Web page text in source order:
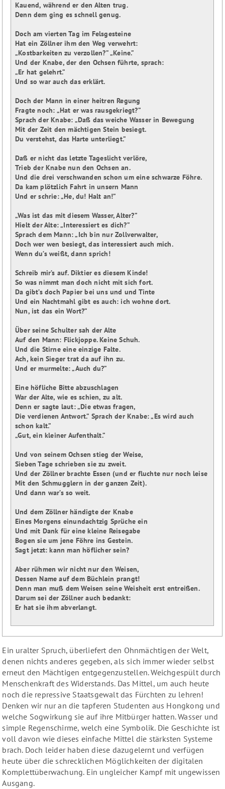
Kauend, während er den Alten trug.
Denn dem ging es schnell genug.
Doch am vierten Tag im Felsgesteine
Hat ein Zöllner ihm den Weg verwehrt:
„Kostbarkeiten zu verzollen?” „Keine.”
Und der Knabe, der den Ochsen führte, sprach:
„Er hat gelehrt.”
Und so war auch das erklärt.
Doch der Mann in einer heitren Regung
Fragte noch: „Hat er was rausgekriegt?”
Sprach der Knabe: „Daß das weiche Wasser in Bewegung
Mit der Zeit den mächtigen Stein besiegt.
Du verstehst, das Harte unterliegt.”
Daß er nicht das letzte Tageslicht verlöre,
Trieb der Knabe nun den Ochsen an.
Und die drei verschwanden schon um eine schwarze Föhre.
Da kam plötzlich Fahrt in unsern Mann
Und er schrie: „He, du! Halt an!”
„Was ist das mit diesem Wasser, Alter?”
Hielt der Alte: „Interessiert es dich?”
Sprach dem Mann: „Ich bin nur Zollverwalter,
Doch wer wen besiegt, das interessiert auch mich.
Wenn du’s weißt, dann sprich!
Schreib mir’s auf. Diktier es diesem Kinde!
So was nimmt man doch nicht mit sich fort.
Da gibt’s doch Papier bei uns und und Tinte
Und ein Nachtmahl gibt es auch: ich wohne dort.
Nun, ist das ein Wort?”
Über seine Schulter sah der Alte
Auf den Mann: Flickjoppe. Keine Schuh.
Und die Stirne eine einzige Falte.
Ach, kein Sieger trat da auf ihn zu.
Und er murmelte: „Auch du?”
Eine höfliche Bitte abzuschlagen
War der Alte, wie es schien, zu alt.
Denn er sagte laut: „Die etwas fragen,
Die verdienen Antwort.” Sprach der Knabe: „Es wird auch
schon kalt.”
„Gut, ein kleiner Aufenthalt.”
Und von seinem Ochsen stieg der Weise,
Sieben Tage schrieben sie zu zweit.
Und der Zöllner brachte Essen (und er fluchte nur noch leise
Mit den Schmugglern in der ganzen Zeit).
Und dann war’s so weit.
Und dem Zöllner händigte der Knabe
Eines Morgens einundachtzig Sprüche ein
Und mit Dank für eine kleine Reisegabe
Bogen sie um jene Föhre ins Gestein.
Sagt jetzt: kann man höflicher sein?
Aber rühmen wir nicht nur den Weisen,
Dessen Name auf dem Büchlein prangt!
Denn man muß dem Weisen seine Weisheit erst entreißen.
Darum sei der Zöllner auch bedankt:
Ein uralter Spruch, überliefert den Ohnmächtigen der Welt,
denen nichts anderes gegeben, als sich immer wieder selbst
erneut den Mächtigen entgegenzustellen. Weichgespült durch
Menschenkraft des Widerstands. Das Mittel, um auch heute
noch die repressive Staatsgewalt das Fürchten zu lehren!
Denken wir nur an die tapferen Studenten aus Hongkong und
welche Sogwirkung sie auf ihre Mitbürger hatten. Wasser und
simple Regenschirme, welch eine Symbolik. Die Geschichte ist
voll davon wie dieses einfache Mittel die stärksten Systeme
brach. Doch leider haben diese dazugelernt und verfügen
heute über die schrecklichen Möglichkeiten der digitalen
Komplettüberwachung. Ein ungleicher Kampf mit ungewissen
Ausgang.